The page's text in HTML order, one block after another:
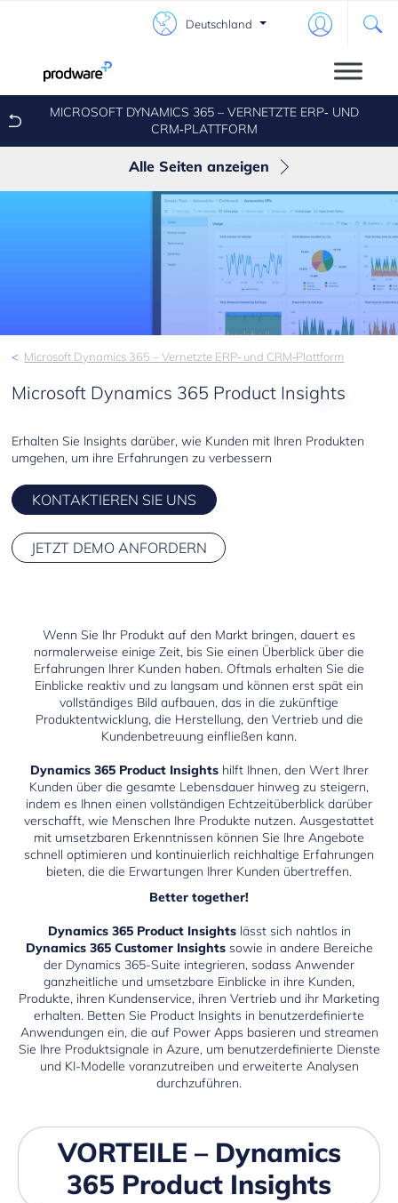
Deutschland
MICROSOFT DYNAMICS 365 – VERNETZTE ERP‑ UND
CRM‑PLATTFORM
Alle Seiten anzeigen
Finance & Supply Chain Management
Contact Center
Business Central
Sales
Marketing
Customer Service
Project Operations
Human Resources
Customer Voice
Product Insights
Microsoft Dynamics 365 – Vernetzte ERP‑ und CRM‑Plattform
Microsoft Dynamics 365 Product Insights
Erhalten Sie Insights darüber, wie Kunden mit Ihren Produkten
umgehen, um ihre Erfahrungen zu verbessern
KONTAKTIEREN SIE UNS
JETZT DEMO ANFORDERN
Wenn Sie Ihr Produkt auf den Markt bringen, dauert es
normalerweise einige Zeit, bis Sie einen Überblick über die
Erfahrungen Ihrer Kunden haben. Oftmals erhalten Sie die
Einblicke reaktiv und zu langsam und können erst spät ein
vollständiges Bild aufbauen, das in die zukünftige
Produktentwicklung, die Herstellung, den Vertrieb und die
Kundenbetreuung einfließen kann.
Dynamics 365 Product Insights hilft Ihnen, den Wert Ihrer
Kunden über die gesamte Lebensdauer hinweg zu steigern,
indem es Ihnen einen vollständigen Echtzeitüberblick darüber
verschafft, wie Menschen Ihre Produkte nutzen. Ausgestattet
mit umsetzbaren Erkenntnissen können Sie Ihre Angebote
schnell optimieren und kontinuierlich reichhaltige Erfahrungen
bieten, die die Erwartungen Ihrer Kunden übertreffen.
Better together!
Dynamics 365 Product Insightslässt sich nahtlos in
Dynamics 365 Customer Insightssowie in andere Bereiche
der Dynamics 365-Suite integrieren, sodass Anwender
ganzheitliche und umsetzbare Einblicke in ihre Kunden,
Produkte, ihren Kundenservice, ihren Vertrieb und ihr Marketing
erhalten. Betten Sie Product Insights in benutzerdefinierte
Anwendungen ein, die auf Power Apps basieren und streamen
Sie Ihre Produktsignale in Azure, um benutzerdefinierte Dienste
und KI-Modelle voranzutreiben und erweiterte Analysen
durchzuführen.
VORTEILE – Dynamics
365 Product Insights